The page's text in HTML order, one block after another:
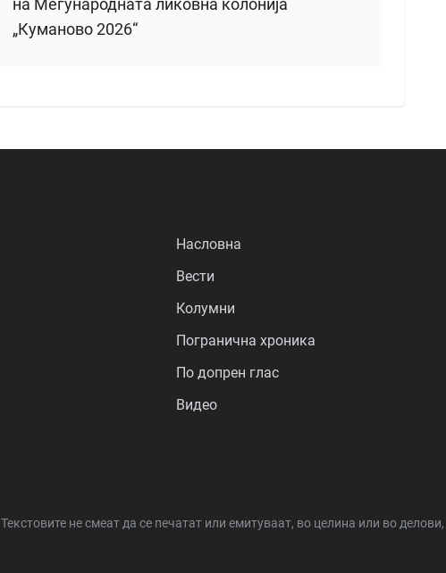
на Меѓународната ликовна колонија
„Куманово 2026“
Насловна
Вести
Колумни
Погранична хроника
По допрен глас
Видео
Текстовите не смеат да се печатат или емитуваат, во целина или во